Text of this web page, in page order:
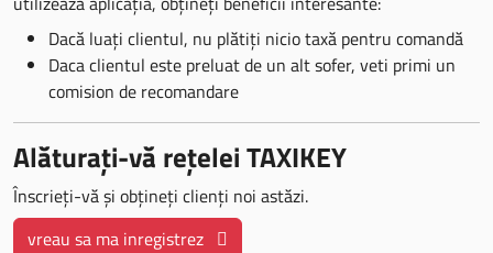
Dacă luați clientul, nu plătiți nicio taxă pentru comandă
Daca clientul este preluat de un alt sofer, veti primi un
comision de recomandare
Alăturați-vă rețelei TAXIKEY
Înscrieți-vă și obțineți clienți noi astăzi.
vreau sa ma inregistrez